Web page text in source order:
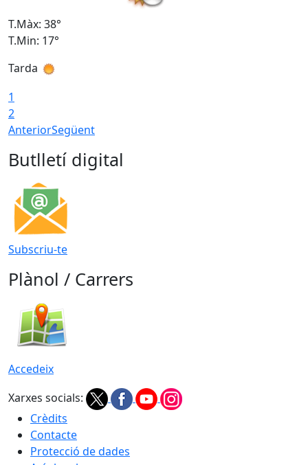
T.Màx: 38°
T.Min: 17°
Tarda
1
2
AnteriorSegüent
Butlletí digital
Subscriu-te
Plànol / Carrers
Accedeix
Xarxes socials:
Crèdits
Contacte
Protecció de dades